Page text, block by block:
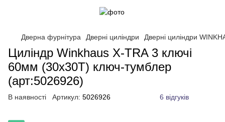
Дверна фурнітура Дверні циліндри Дверні циліндри
Циліндр Winkhaus X-TRA 3 ключі
60мм (30x30T) ключ-тумблер
(арт:5026926)
В наявності Артикул: 5026926 6 відгуків